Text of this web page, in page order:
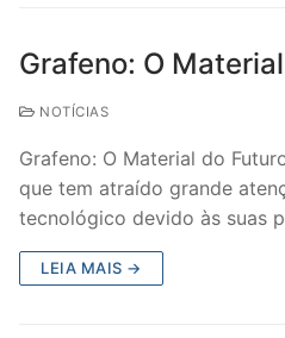
Grafeno: O
NOTÍCIAS
Grafeno: O Material do
que tem atraído grande
tecnológico devido às suas
LEIA MAIS →